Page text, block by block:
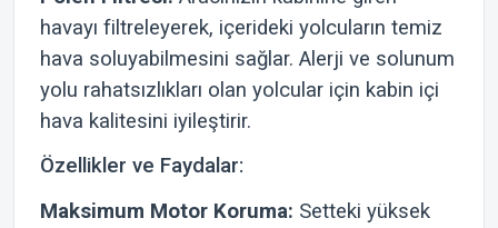
havayı filtreleyerek, içerideki yolcuların temiz
hava soluyabilmesini sağlar. Alerji ve solunum
yolu rahatsızlıkları olan yolcular için kabin içi
hava kalitesini iyileştirir.
Özellikler ve Faydalar:
Maksimum Motor Koruma: Setteki yüksek